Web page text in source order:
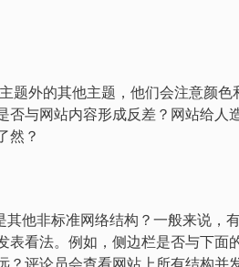
题外的其他主题，他们会注意颜色
否与网站内容形成反差？网站给人
然？
其他非标准网络结构？一般来说，
表看法。例如，侧边栏是否与下面
？评论员会查看网站上所有结构并